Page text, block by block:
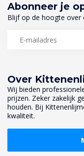
Over
Wij bieden
prijzen. Zeker zakelijk
houden. Bij
kwaliteit.
Abonneer je
Blijf op de hoogte over